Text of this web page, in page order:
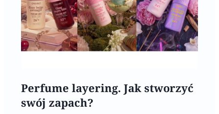
Perfume layering. Jak stworzyć
swój zapach?